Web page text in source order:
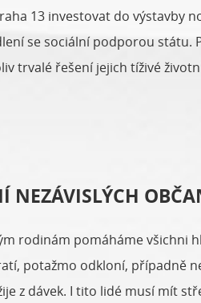
13 investovat do výstavby
se sociální podporou státu.
trvalé řešení jejich tíživé
NEZÁVISLÝCH
rodinám pomáháme všichni
potažmo odkloní, případně
z dávek. I tito lidé musí mít